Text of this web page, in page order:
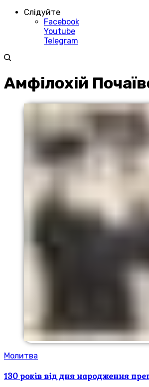
Слідуйте
Facebook
Youtube
Telegram
Амфілохій
Молитва
130 років від дня народження